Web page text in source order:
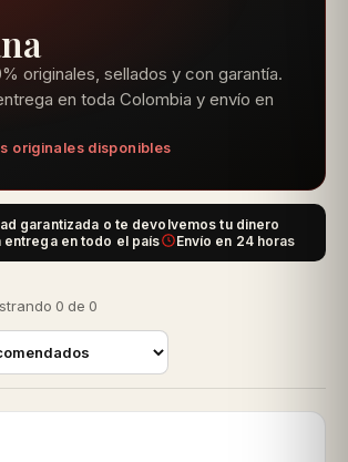
originales, sellados y con garantía.
en toda Colombia y envío en
originales disponibles
garantizada o te devolvemos tu dinero
entrega en todo el país
Envío en 24 horas
0 de 0